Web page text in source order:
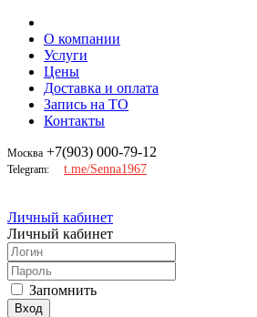
О компании
Услуги
Цены
Доставка и оплата
Запись на ТО
Контакты
Москва +7(903) 000-79-12
Telegram: t.me/Senna1967
Личный кабинет
Личный кабинет
Запомнить